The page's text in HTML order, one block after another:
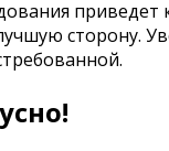
сторону.